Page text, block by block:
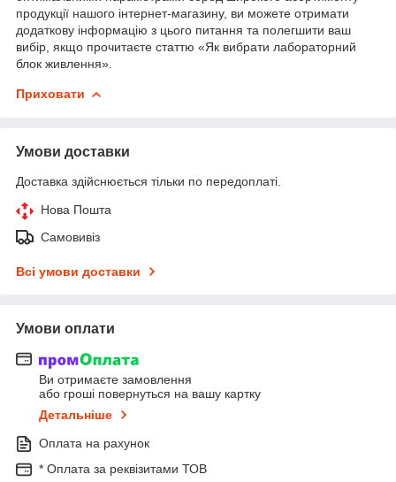
продукції нашого інтернет-магазину, ви можете отримати
додаткову інформацію з цього питання та полегшити ваш
вибір, якщо прочитаєте статтю «Як вибрати лабораторний
блок живлення».
Приховати
Умови доставки
Доставка здійснюється тільки по передоплаті.
Нова Пошта
Самовивіз
Всі умови доставки
Умови оплати
Ви отримаєте замовлення
або гроші повернуться на вашу картку
Детальніше
Оплата на рахунок
* Оплата за реквізитами ТОВ